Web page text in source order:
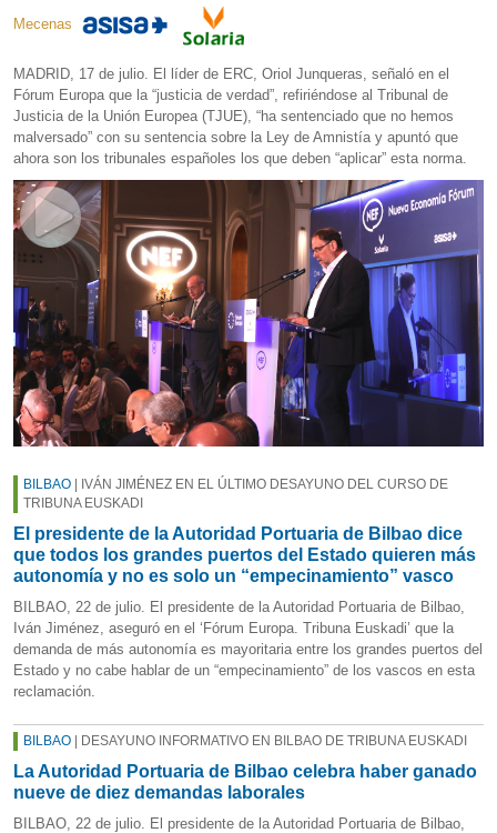
BILBAO | IVÁN JIMÉNEZ EN EL ÚLTIMO DESAYUNO DEL CURSO DE
TRIBUNA EUSKADI
El presidente de la Autoridad Portuaria de Bilbao dice
que todos los grandes puertos del Estado quieren más
autonomía y no es solo un “empecinamiento” vasco
BILBAO, 22 de julio. El presidente de la Autoridad Portuaria de Bilbao,
Iván Jiménez, aseguró en el ‘Fórum Europa. Tribuna Euskadi’ que la
demanda de más autonomía es mayoritaria entre los grandes puertos del
Estado y no cabe hablar de un “empecinamiento” de los vascos en esta
reclamación.
BILBAO | DESAYUNO INFORMATIVO EN BILBAO DE TRIBUNA EUSKADI
La Autoridad Portuaria de Bilbao celebra haber ganado
nueve de diez demandas laborales
BILBAO, 22 de julio. El presidente de la Autoridad Portuaria de Bilbao,
Mecenas
MADRID, 17 de julio. El líder de ERC, Oriol Junqueras, señaló en el
Fórum Europa que la “justicia de verdad”, refiriéndose al Tribunal de
Justicia de la Unión Europea (TJUE), “ha sentenciado que no hemos
malversado” con su sentencia sobre la Ley de Amnistía y apuntó que
ahora son los tribunales españoles los que deben “aplicar” esta norma.